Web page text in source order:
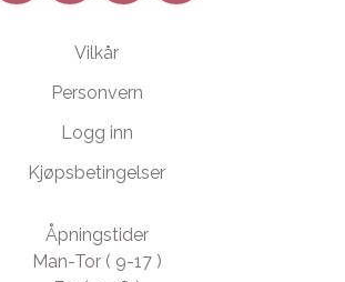
Vilkår
Personvern
Logg inn
Kjøpsbetingelser
Åpningstider
Man-Tor ( 9-17 )